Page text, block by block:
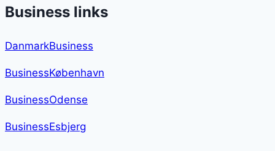
Business links
DanmarkBusiness
BusinessKøbenhavn
BusinessOdense
BusinessEsbjerg